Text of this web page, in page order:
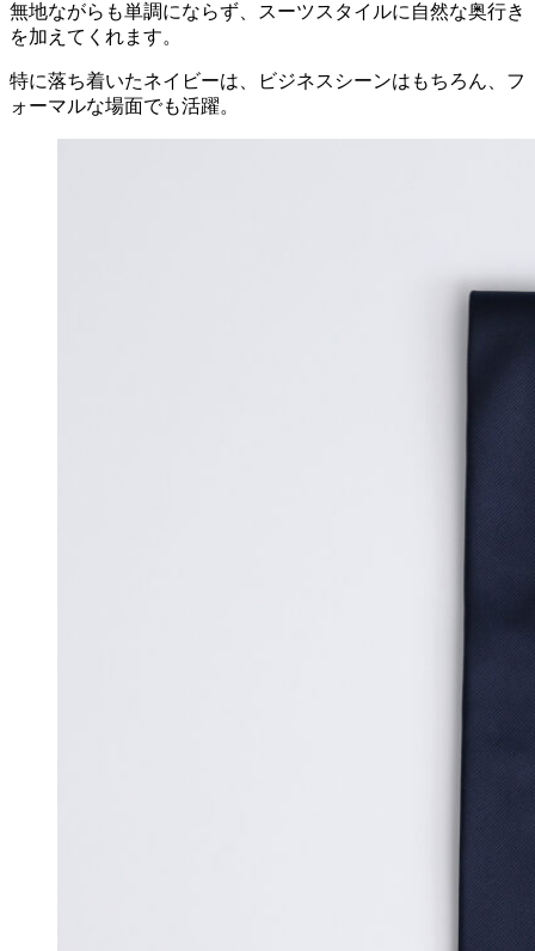
無地ながらも単調にならず、スーツスタイルに自然な奥行き
を加えてくれます。
特に落ち着いたネイビーは、ビジネスシーンはもちろん、フ
ォーマルな場面でも活躍。